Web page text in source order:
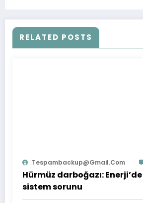
RELATED POSTS
Tespambackup@gmail.com
Hürmüz darboğazı:
sistem sorunu